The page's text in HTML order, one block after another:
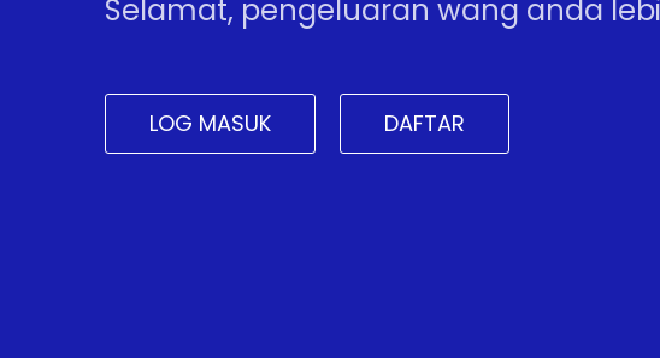
Selamat, pengeluaran wang anda
LOG MASUK DAFTAR